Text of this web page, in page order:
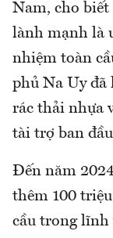
Nam, cho biết
lành mạnh là
nhiệm toàn
phủ Na Uy
rác thải nhựa
tài trợ ban
Đến năm
thêm 100
cầu trong lĩnh